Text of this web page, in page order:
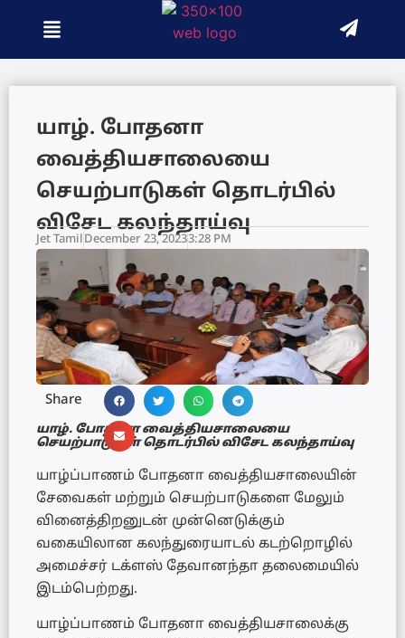
யாழ். போதனா
வைத்தியசாலையை
செயற்பாடுகள் தொடர்பில்
விசேட கலந்தாய்வு
Jet TamilDecember 23, 20233:28 PM
Share
யாழ். போதனா வைத்தியசாலையை
செயற்பாடுகள் தொடர்பில் விசேட கலந்தாய்வு
யாழ்ப்பாணம் போதனா வைத்தியசாலையின்
சேவைகள் மற்றும் செயற்பாடுகளை மேலும்
வினைத்திறனுடன் முன்னெடுக்கும்
வகையிலான கலந்துரையாடல் கடற்றொழில்
அமைச்சர் டக்ளஸ் தேவானந்தா தலைமையில்
இடம்பெற்றது.
யாழ்ப்பாணம் போதனா வைத்தியசாலைக்கு